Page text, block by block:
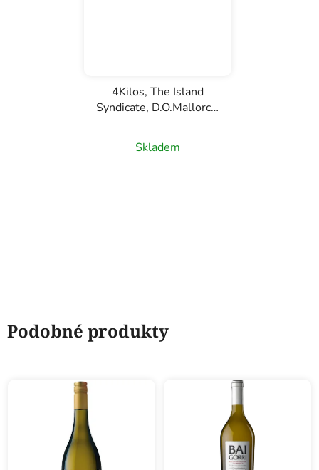
4Kilos, The Island
Syndicate, D.O.Mallorca,
Skladem
Podobné produkty